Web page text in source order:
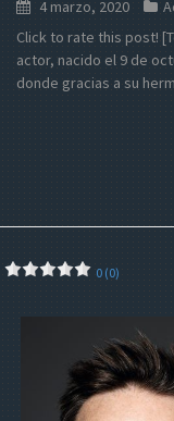
4 marzo, 2020
Click to rate this post!
actor, nacido el 9 de
donde gracias a su
0 (0)